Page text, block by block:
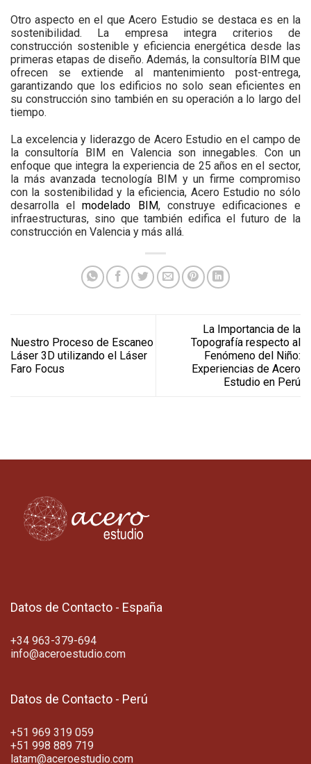
Otro aspecto en el que Acero Estudio se destaca es en la
sostenibilidad. La empresa integra criterios de
construcción sostenible y eficiencia energética desde las
primeras etapas de diseño. Además, la consultoría BIM que
ofrecen se extiende al mantenimiento post-entrega,
garantizando que los edificios no solo sean eficientes en
su construcción sino también en su operación a lo largo del
tiempo.
La excelencia y liderazgo de Acero Estudio en el campo de
la consultoría BIM en Valencia son innegables. Con un
enfoque que integra la experiencia de 25 años en el sector,
la más avanzada tecnología BIM y un firme compromiso
con la sostenibilidad y la eficiencia, Acero Estudio no sólo
desarrolla elmodelado BIM, construye edificaciones e
infraestructuras, sino que también edifica el futuro de la
construcción en Valencia y más allá.
Nuestro Proceso de Escaneo
Láser 3D utilizando el Láser
Faro Focus
La Importancia de la
Topografía respecto al
Fenómeno del Niño:
Experiencias de Acero
Estudio en Perú
Datos de Contacto - España
+34 963-379-694
info@aceroestudio.com
Datos de Contacto - Perú
+51 969 319 059
+51 998 889 719
latam@aceroestudio.com